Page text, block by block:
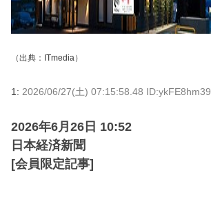
（出典： ITmedia）
1: 2026/06/27(土) 07:15:58.48 ID:ykFE8hm39
2026年6月26日 10:52
日本経済新聞
[会員限定記事]